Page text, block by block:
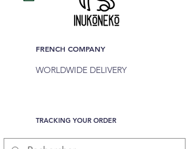
WORLDWIDE DELIVERY
FRENCH COMPANY
TRACKING YOUR ORDER